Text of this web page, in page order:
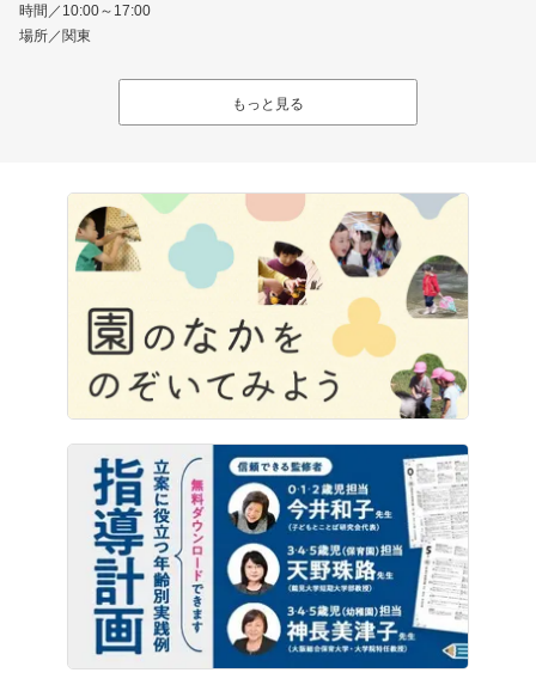
時間／10:00～17:00
場所／関東
もっと見る